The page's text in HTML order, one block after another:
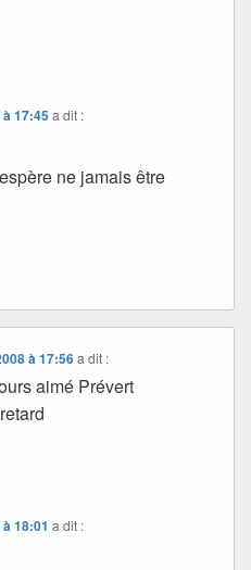
17:45a dit :
ne jamais être
à 17:56 a dit :
aimé Prévert
18:01 a dit :